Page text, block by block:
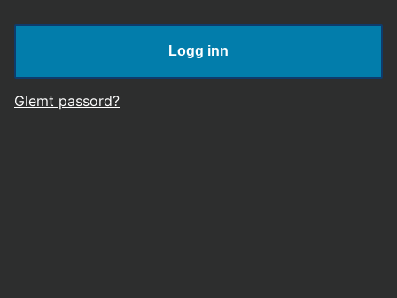
Logg inn
Glemt passord?